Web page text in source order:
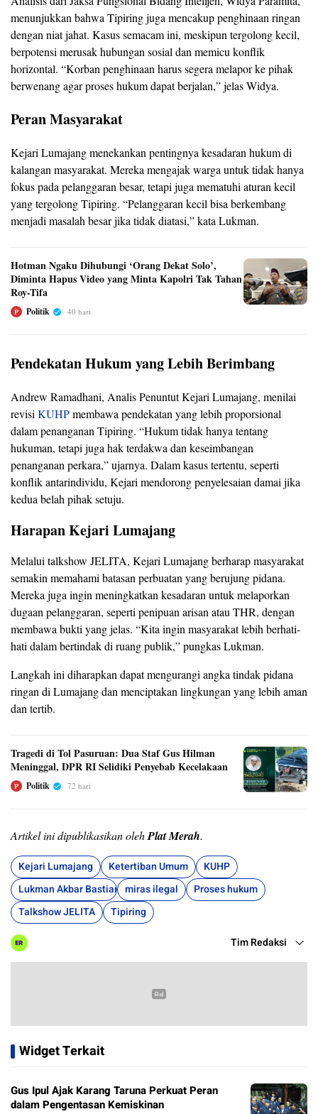
menunjukkan bahwa Tipiring juga mencakup penghinaan ringan
dengan niat jahat. Kasus semacam ini, meskipun tergolong kecil,
berpotensi merusak hubungan sosial dan memicu konflik
horizontal. “Korban penghinaan harus segera melapor ke pihak
berwenang agar proses hukum dapat berjalan,” jelas Widya.
Peran Masyarakat
Kejari Lumajang menekankan pentingnya kesadaran hukum di
kalangan masyarakat. Mereka mengajak warga untuk tidak hanya
fokus pada pelanggaran besar, tetapi juga mematuhi aturan kecil
yang tergolong Tipiring. “Pelanggaran kecil bisa berkembang
menjadi masalah besar jika tidak diatasi,” kata Lukman.
Hotman Ngaku Dihubungi ‘Orang Dekat Solo’,
Diminta Hapus Video yang Minta Kapolri Tak Tahan
Roy-Tifa
P Politik 40 hari
Pendekatan Hukum yang Lebih Berimbang
Andrew Ramadhani, Analis Penuntut Kejari Lumajang, menilai
revisi KUHPmembawa pendekatan yang lebih proporsional
dalam penanganan Tipiring. “Hukum tidak hanya tentang
hukuman, tetapi juga hak terdakwa dan keseimbangan
penanganan perkara,” ujarnya. Dalam kasus tertentu, seperti
konflik antarindividu, Kejari mendorong penyelesaian damai jika
kedua belah pihak setuju.
Harapan Kejari Lumajang
Melalui talkshow JELITA, Kejari Lumajang berharap masyarakat
semakin memahami batasan perbuatan yang berujung pidana.
Mereka juga ingin meningkatkan kesadaran untuk melaporkan
dugaan pelanggaran, seperti penipuan arisan atau THR, dengan
membawa bukti yang jelas. “Kita ingin masyarakat lebih berhati-
hati dalam bertindak di ruang publik,” pungkas Lukman.
Langkah ini diharapkan dapat mengurangi angka tindak pidana
ringan di Lumajang dan menciptakan lingkungan yang lebih aman
dan tertib.
Tragedi di Tol Pasuruan: Dua Staf Gus Hilman
Meninggal, DPR RI Selidiki Penyebab Kecelakaan
P Politik 72 hari
Artikel ini dipublikasikan olehPlat Merah.
Kejari Lumajang Ketertiban Umum
KUHP
Lukman Akbar Bastiar miras ilegal
Proses hukum
Talkshow JELITA
Tipiring
Tim Redaksi
Widget Terkait
Gus Ipul Ajak Karang Taruna Perkuat Peran
dalam Pengentasan Kemiskinan